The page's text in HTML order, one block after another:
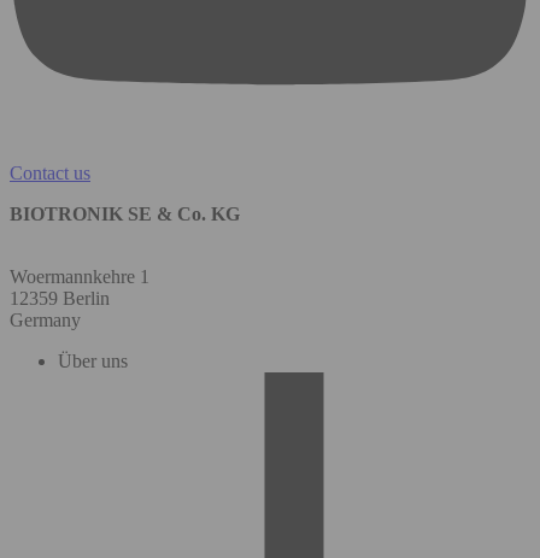
Contact us
BIOTRONIK SE & Co. KG
Woermannkehre 1
12359 Berlin
Germany
Über uns